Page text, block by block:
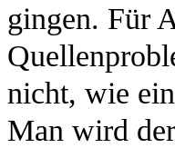
gingen. Für
nicht, wie
Man wird